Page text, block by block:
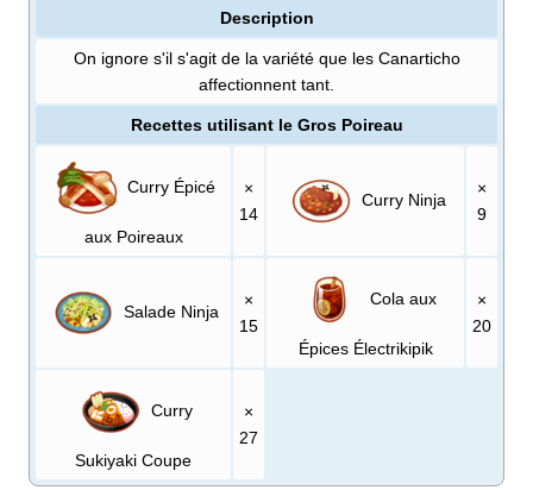
Description
On ignore s'il s'agit de la variété que les Canarticho
affectionnent tant.
Recettes utilisant le Gros Poireau
Curry Épicé
aux Poireaux
×
14
Curry Ninja
×
9
Salade Ninja
×
15
Cola aux
Épices Électrikipik
×
20
Curry
Sukiyaki Coupe
×
27